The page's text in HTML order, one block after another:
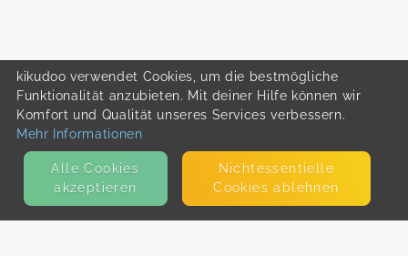
kikudoo verwendet Cookies, um die bestmögliche
Funktionalität anzubieten. Mit deiner Hilfe können wir
Komfort und Qualität unseres Services verbessern.
Mehr Informationen
Alle Cookies
akzeptieren
Nicht­essentielle
Cookies ablehnen